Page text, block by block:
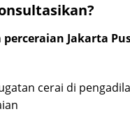
Jakarta
cerai di